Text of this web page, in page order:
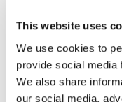
This website uses
We use cookies to
provide social media
We also share
our social media,
Otras